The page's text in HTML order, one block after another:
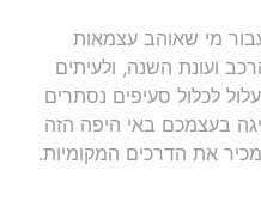
מי שאוהב עצמאות
ועונת השנה, ולעיתים
לכלול סעיפים נסתרים
בעצמכם באי היפה הזה
את הדרכים המקומיות.